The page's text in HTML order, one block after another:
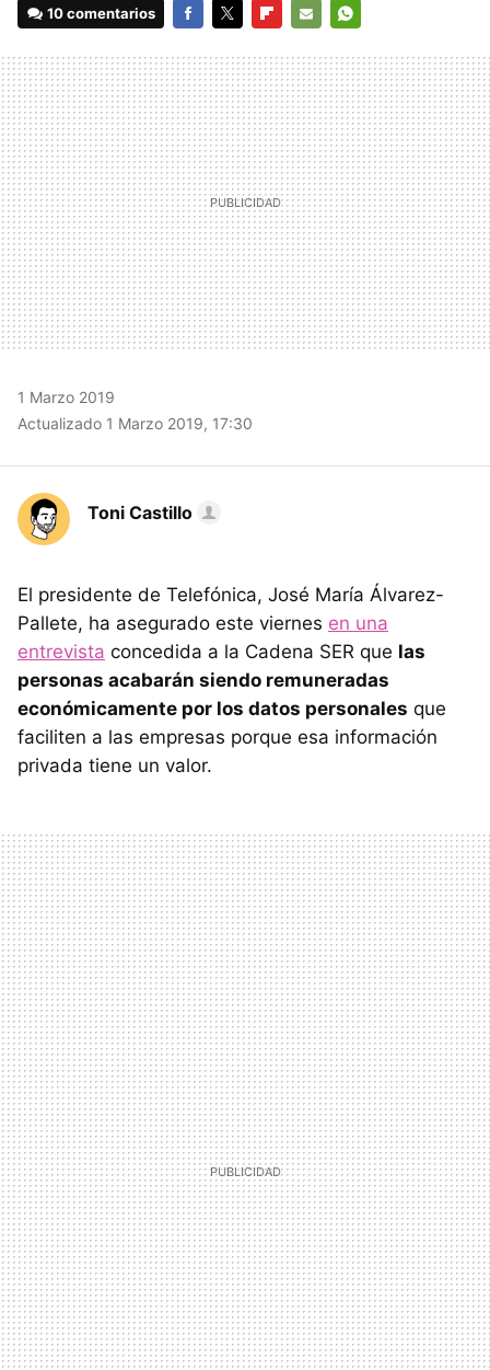
10 comentarios
MAIL
1 Marzo 2019
Actualizado 1 Marzo 2019, 17:30
Toni Castillo
El presidente de Telefónica, José María Álvarez-
Pallete, ha asegurado este viernes en una
entrevista concedida a la Cadena SER que las
personas acabarán siendo remuneradas
económicamente por los datos personales que
faciliten a las empresas porque esa información
privada tiene un valor.